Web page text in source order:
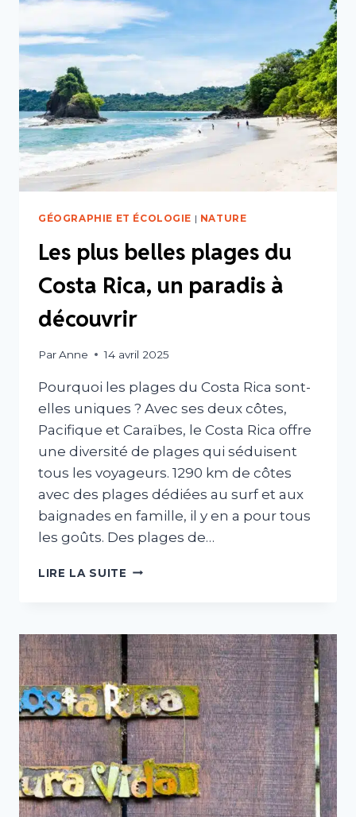
GÉOGRAPHIE ET ÉCOLOGIE | NATURE
Les plus belles plages du
Costa Rica, un paradis à
découvrir
ParAnne 14 avril 2025
Pourquoi les plages du Costa Rica sont-
elles uniques ? Avec ses deux côtes,
Pacifique et Caraïbes, le Costa Rica offre
une diversité de plages qui séduisent
tous les voyageurs. 1290 km de côtes
avec des plages dédiées au surf et aux
baignades en famille, il y en a pour tous
les goûts. Des plages de…
LIRE LA SUITE LES
DU
COSTA
RICA,
UN
PARADIS
À
DÉCOUVRIR